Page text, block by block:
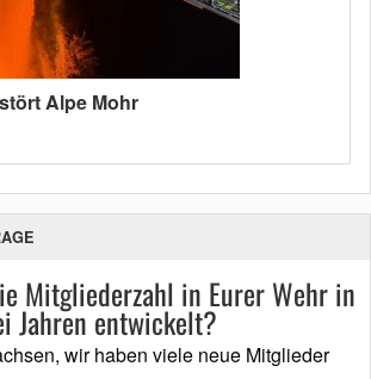
Alpe Mohr
Mitgliederzahl in Eurer Wehr in
Jahren entwickelt?
wir haben viele neue Mitglieder